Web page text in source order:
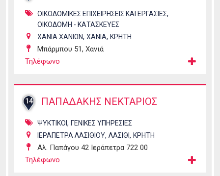
ΟΙΚΟΔΟΜΙΚΕΣ ΕΠΙΧΕΙΡΗΣΕΙΣ ΚΑΙ ΕΡΓΑΣΙΕΣ,
ΟΙΚΟΔΟΜΗ - ΚΑΤΑΣΚΕΥΕΣ
ΧΑΝΙΑ ΧΑΝΙΩΝ, ΧΑΝΙΑ, ΚΡΗΤΗ
Μπάρμπου 51, Χανιά
Τηλέφωνο
14 ΠΑΠΑΔΑΚΗΣ ΝΕΚΤΑΡΙΟΣ
ΨΥΚΤΙΚΟΙ , ΓΕΝΙΚΕΣ ΥΠΗΡΕΣΙΕΣ
ΙΕΡΑΠΕΤΡΑ ΛΑΣΙΘΙΟΥ, ΛΑΣΙΘΙ , ΚΡΗΤΗ
Αλ. Παπάγου 42 Ιεράπετρα 722 00
Τηλέφωνο